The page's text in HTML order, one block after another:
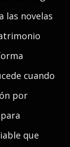
las novelas
cuando
por
que